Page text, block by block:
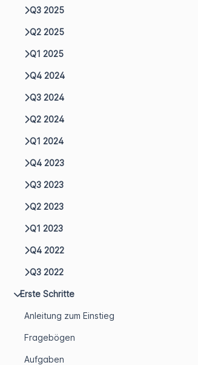
Q3 2025
Q2 2025
Q1 2025
Q4 2024
Q3 2024
Q2 2024
Q1 2024
Q4 2023
Q3 2023
Q2 2023
Q1 2023
Q4 2022
Q3 2022
Erste Schritte
Anleitung zum Einstieg
Fragebögen
Aufgaben